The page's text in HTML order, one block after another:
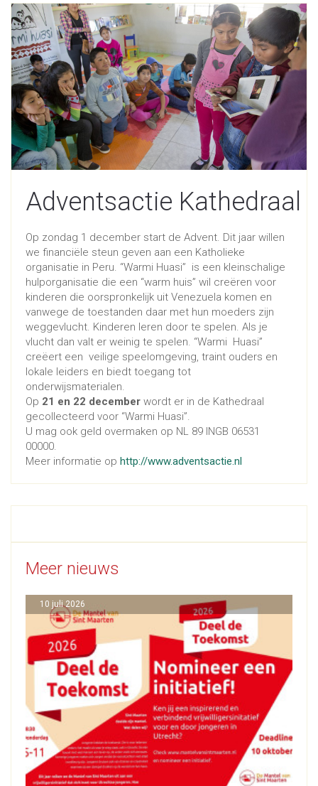
Adventsactie Kathedraal
Op zondag 1 december start de Advent. Dit jaar willen
we financiële steun geven aan een Katholieke
organisatie in Peru. “Warmi Huasi” is een kleinschalige
hulporganisatie die een “warm huis” wil creëren voor
kinderen die oorspronkelijk uit Venezuela komen en
vanwege de toestanden daar met hun moeders zijn
weggevlucht. Kinderen leren door te spelen. Als je
vlucht dan valt er weinig te spelen. “Warmi Huasi”
creëert een veilige speelomgeving, traint ouders en
lokale leiders en biedt toegang tot
onderwijsmaterialen.
Op 21 en 22 december wordt er in de Kathedraal
gecollecteerd voor “Warmi Huasi”.
U mag ook geld overmaken op NL 89 INGB 06531
00000.
Meer informatie op http://www.adventsactie.nl
Meer nieuws
10 juli 2026